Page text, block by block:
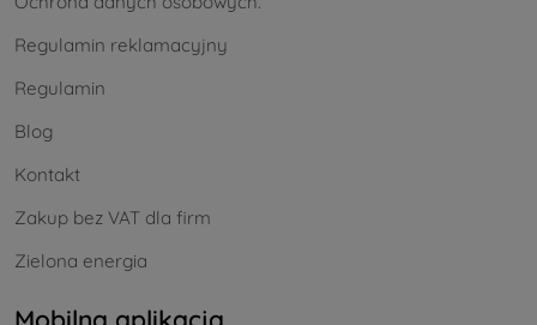
Regulamin reklamacyjny
Regulamin
Blog
Kontakt
Zakup bez VAT dla firm
Zielona energia